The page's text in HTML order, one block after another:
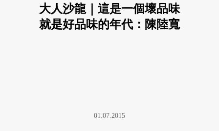
大人沙龍｜這是一個壞品味
就是好品味的年代：陳陸寬
01.07.2015